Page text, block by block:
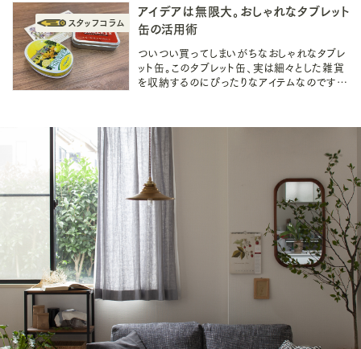
アイデアは無限大。おしゃれなタブレット
缶の活用術
ついつい買ってしまいがちなおしゃれなタブレ
ット缶。このタブレット缶、実は細々とした雑貨
を収納するのにぴったりなアイテムなのです。